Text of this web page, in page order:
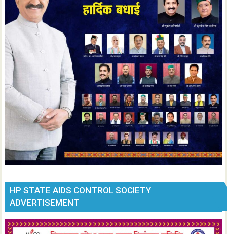
HP STATE AIDS CONTROL SOCIETY
ADVERTISEMENT